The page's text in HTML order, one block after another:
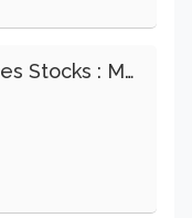
Gestion Des Stocks : Meilleures Pratiques Intralogistiques